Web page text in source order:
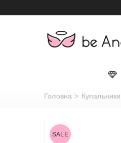
Головна > Купальники
SALE